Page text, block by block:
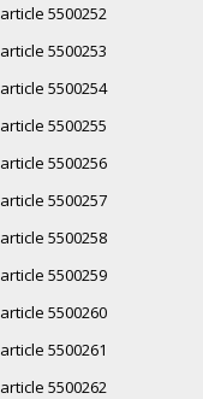
article 5500252
article 5500253
article 5500254
article 5500255
article 5500256
article 5500257
article 5500258
article 5500259
article 5500260
article 5500261
article 5500262